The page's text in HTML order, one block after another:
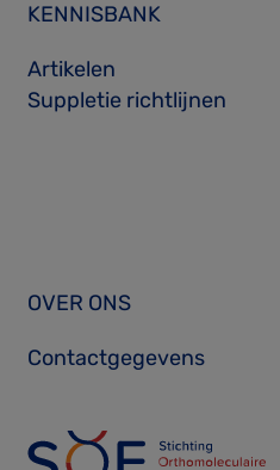
KENNISBANK
Artikelen
Suppletie richtlijnen
OVER ONS
Contactgegevens